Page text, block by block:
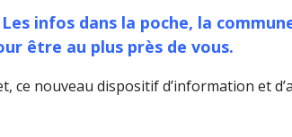
Les infos dans la poche, la
être au plus près de vous.
ce nouveau dispositif d’information et